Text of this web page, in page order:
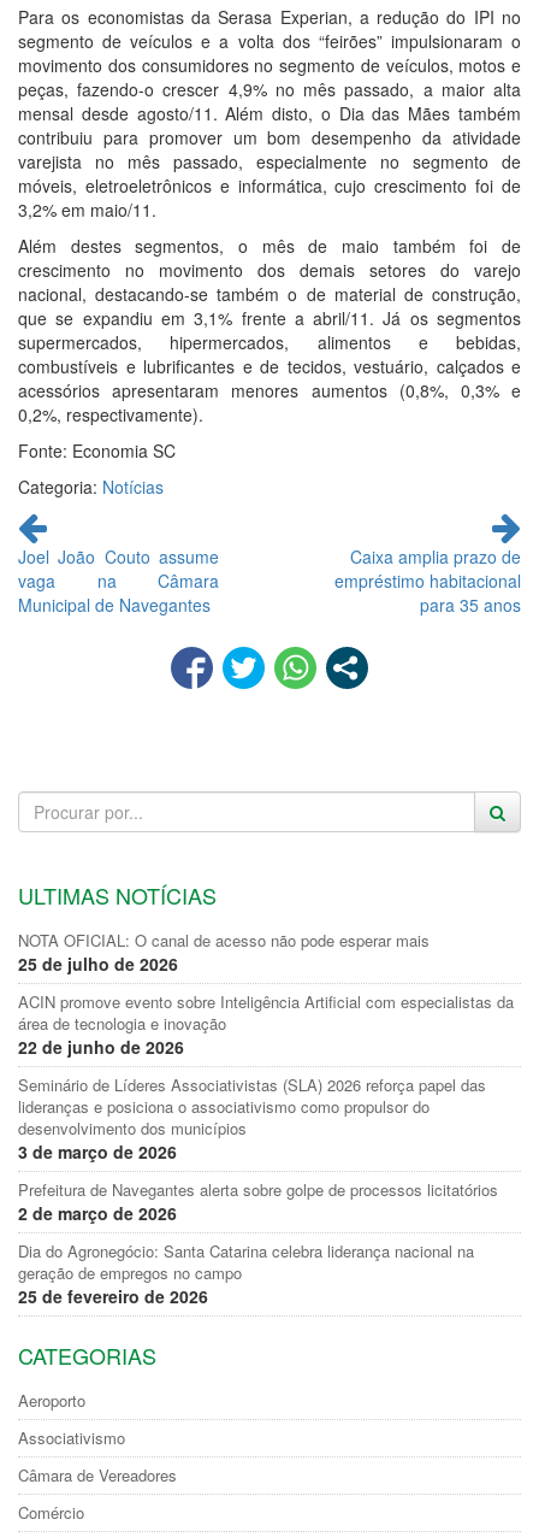
Para os economistas da Serasa Experian, a redução do IPI no
segmento de veículos e a volta dos “feirões” impulsionaram o
movimento dos consumidores no segmento de veículos, motos e
peças, fazendo-o crescer 4,9% no mês passado, a maior alta
mensal desde agosto/11. Além disto, o Dia das Mães também
contribuiu para promover um bom desempenho da atividade
varejista no mês passado, especialmente no segmento de
móveis, eletroeletrônicos e informática, cujo crescimento foi de
3,2% em maio/11.
Além destes segmentos, o mês de maio também foi de
crescimento no movimento dos demais setores do varejo
nacional, destacando-se também o de material de construção,
que se expandiu em 3,1% frente a abril/11. Já os segmentos
supermercados, hipermercados, alimentos e bebidas,
combustíveis e lubrificantes e de tecidos, vestuário, calçados e
acessórios apresentaram menores aumentos (0,8%, 0,3% e
0,2%, respectivamente).
Fonte: Economia SC
Categoria: Notícias
Continue
lendo
Joel João Couto assume
vaga na Câmara
Municipal de Navegantes
Caixa amplia prazo de
empréstimo habitacional
para 35 anos
ULTIMAS NOTÍCIAS
NOTA OFICIAL: O canal de acesso não pode esperar mais
25 de julho de 2026
ACIN promove evento sobre Inteligência Artificial com especialistas da
área de tecnologia e inovação
22 de junho de 2026
Seminário de Líderes Associativistas (SLA) 2026 reforça papel das
lideranças e posiciona o associativismo como propulsor do
desenvolvimento dos municípios
3 de março de 2026
Prefeitura de Navegantes alerta sobre golpe de processos licitatórios
2 de março de 2026
Dia do Agronegócio: Santa Catarina celebra liderança nacional na
geração de empregos no campo
25 de fevereiro de 2026
CATEGORIAS
Aeroporto
Associativismo
Câmara de Vereadores
Comércio